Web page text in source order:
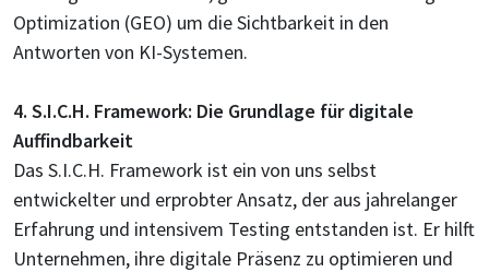
Optimization (GEO) um die Sichtbarkeit in den
Antworten von KI-Systemen.
4. S.I.C.H. Framework: Die Grundlage für digitale
Auffindbarkeit
Das S.I.C.H. Framework ist ein von uns selbst
entwickelter und erprobter Ansatz, der aus jahrelanger
Erfahrung und intensivem Testing entstanden ist. Er hilft
Unternehmen, ihre digitale Präsenz zu optimieren und